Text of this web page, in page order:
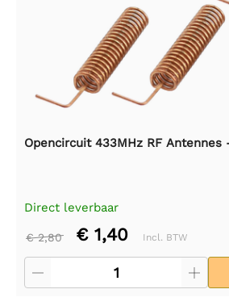
Opencircuit 433MHz RF
Direct leverbaar
€ 2,80 € 1,40 Incl. BTW